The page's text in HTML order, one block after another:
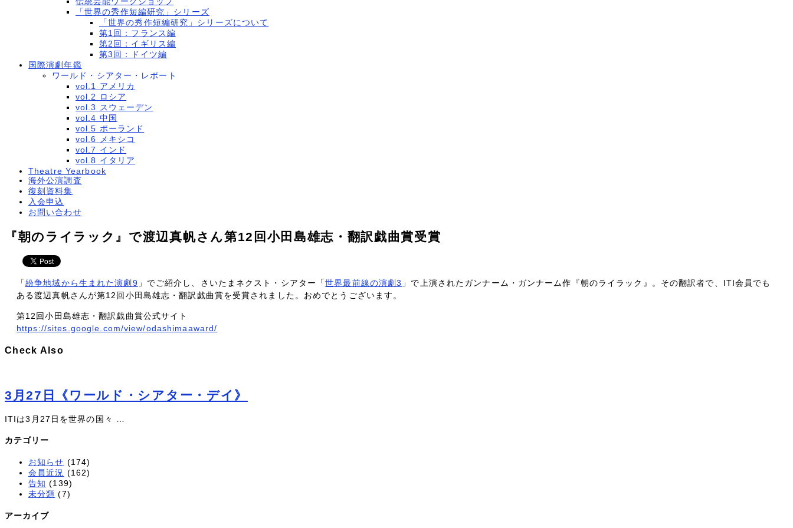
「世界の秀作短編研究」シリーズ
「世界の秀作短編研究」シリーズについて
第1回：フランス編
第2回：イギリス編
第3回：ドイツ編
国際演劇年鑑
ワールド・シアター・レポート
vol.1 アメリカ
vol.2 ロシア
vol.3 スウェーデン
vol.4 中国
vol.5 ポーランド
vol.6 メキシコ
vol.7 インド
vol.8 イタリア
Theatre Yearbook
海外公演調査
復刻資料集
入会申込
お問い合わせ
『朝のライラック』で渡辺真帆さん第12回小田島雄志・翻訳戯曲賞受賞
「紛争地域から生まれた演劇9 」でご紹介し、さいたまネクスト・シアター「世界最前線の演劇3 」で上演されたガンナーム・ガンナーム作『朝のライラック』。その翻訳者で、ITI会員でも
ある渡辺真帆さんが第12回小田島雄志・翻訳戯曲賞を受賞されました。おめでとうございます。
第12回小田島雄志・翻訳戯曲賞公式サイト
https://sites.google.com/view/odashimaaward/
Check Also
3月27日《ワールド・シアター・デイ》
ITIは3月27日を世界の国々 …
カテゴリー
お知らせ (174)
会員近況 (162)
告知 (139)
未分類 (7)
アーカイブ